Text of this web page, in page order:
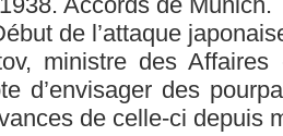
de l’attaque
ministre des
d’envisager des
de celle-ci depuis